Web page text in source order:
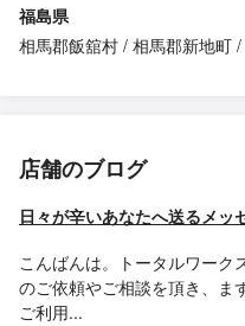
福島県
相馬郡飯舘村 相馬郡新地町
店舗のブログ
日々が辛いあなたへ送るメッ
こんばんは。トータルワーク
のご依頼やご相談を頂き、ま
ご利用...